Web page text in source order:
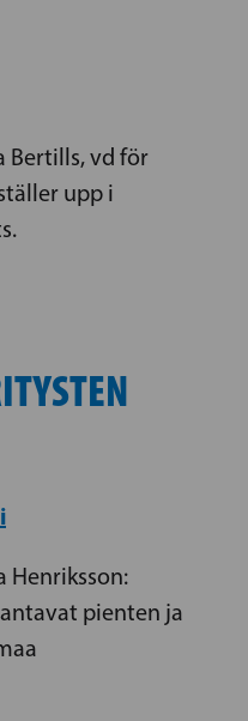
Bertills, vd för
upp i
Henriksson:
pienten ja